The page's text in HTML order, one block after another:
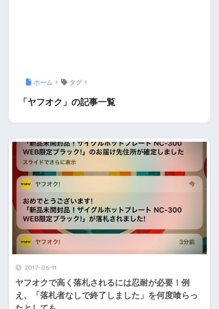
ホーム タグ
「ヤフオク」の記事一覧
2017-06-11
ヤフオクで高く落札されるには忍耐が必要！例
え、「落札者なしで終了しました」を何度喰らっ